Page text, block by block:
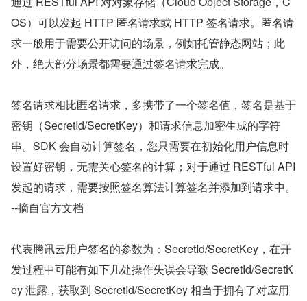
OS）可以发起 HTTP 匿名请求或 HTTP 签名请求。匿名请
求一般用于需要公开访问的场景，例如托管静态网站；此
外，绝大部分场景都需要通过签名请求完成。
签名请求相比匿名请求，多携带了一个签名值，签名是基于
密钥（SecretId/SecretKey）和请求信息加密生成的字符
串。SDK 会自动计算签名，您只需要在初始化用户信息时
设置好密钥，无需关心签名的计算；对于通过 RESTful API
发起的请求，需要按照签名算法计算签名并添加到请求中。
--摘自官方文档
代表腾讯云用户签名的参数为：SecretId/SecretKey，在开
发过程中可能有如下几处操作失误会导致 SecretId/SecretK
ey 泄露，获取到 SecretId/SecretKey 相当于拥有了对应用